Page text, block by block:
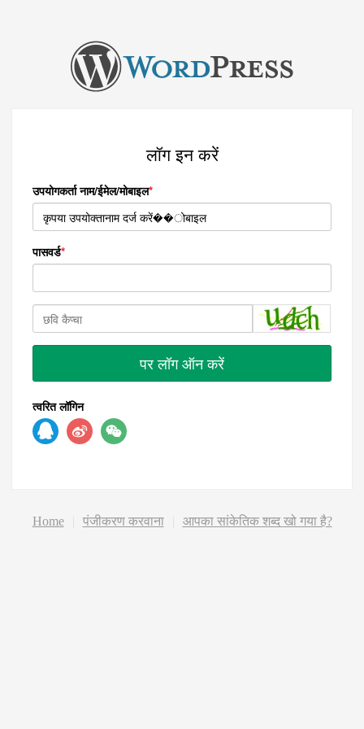
लॉग इन करें
उपयोगकर्ता नाम/ईमेल/मोबाइल
पासवर्ड
पर लॉग ऑन करें
त्वरित लॉगिन
Home पंजीकरण करवाना आपका सांकेतिक शब्द खो गया है?